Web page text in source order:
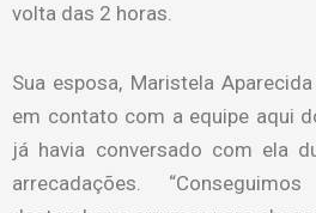
volta das 2 horas.
Sua esposa, Maristela
em contato com a equipe aqui
já havia conversado com ela
arrecadações.